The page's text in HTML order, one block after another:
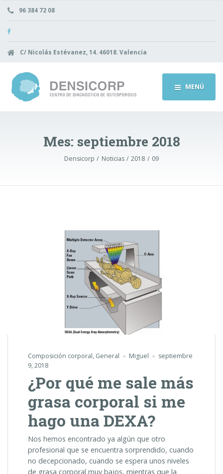
96 384 72 08
C/ Nicolás Estévanez, 14. 46018. Valencia
MENÚ
Mes: septiembre 2018
Densicorp Noticias 2018 09
Composición corporal, General Miguel
septiembre
9, 2018
¿Por qué me sale más
grasa corporal si me
hago una DEXA?
Nos hemos encontrado ya algún que otro
profesional que se encuentra sorprendido, cuando
no decepcionado, cuando se espera unos niveles
de grasa corporal muy bajos, mientras que la